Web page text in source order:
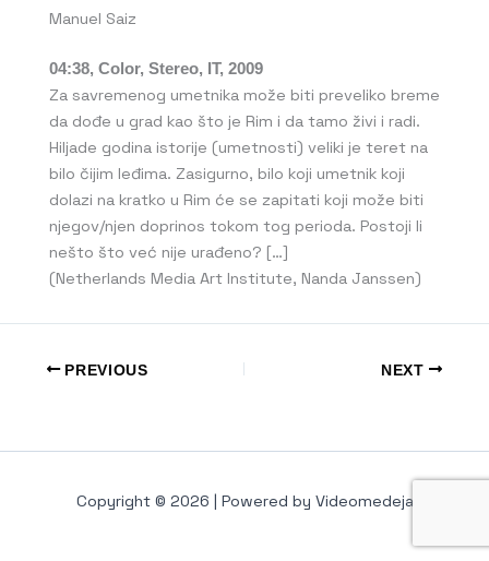
Manuel Saiz
04:38, Color, Stereo, IT, 2009
Za savremenog umetnika može biti preveliko breme
da dođe u grad kao što je Rim i da tamo živi i radi.
Hiljade godina istorije (umetnosti) veliki je teret na
bilo čijim leđima. Zasigurno, bilo koji umetnik koji
dolazi na kratko u Rim će se zapitati koji može biti
njegov/njen doprinos tokom tog perioda. Postoji li
nešto što već nije urađeno? […]
(Netherlands Media Art Institute, Nanda Janssen)
PREVIOUS NEXT
Copyright © 2026 | Powered by Videomedeja